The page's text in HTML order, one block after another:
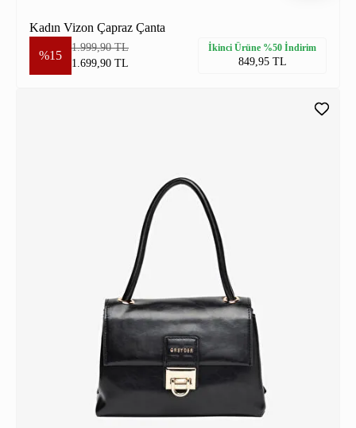
Kadın Vizon Çapraz Çanta
%15
1.999,90 TL
1.699,90 TL
İkinci Ürüne %50 İndirim
849,95 TL